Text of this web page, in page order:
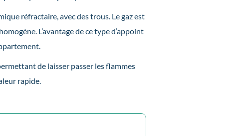
réfractaire, avec des trous. Le gaz est
L’avantage de ce type d’appoint
de laisser passer les flammes
rapide.